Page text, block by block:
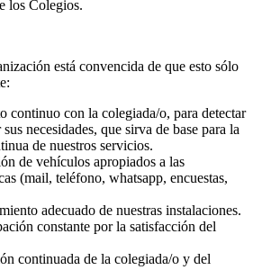
los Colegios.
está convencida de que esto sólo
continuo con la colegiada/o, para detectar
necesidades, que sirva de base para la
de nuestros servicios.
de vehículos apropiados a las
(mail, teléfono, whatsapp, encuestas,
adecuado de nuestras instalaciones.
constante por la satisfacción del
continuada de la colegiada/o y del